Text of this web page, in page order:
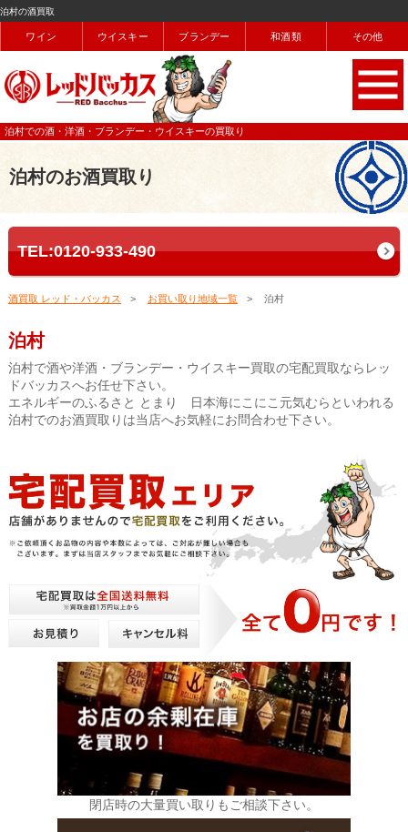
泊村の酒買取
ワイン ウイスキー ブランデー 和酒類 その他
泊村での酒・洋酒・ブランデー・ウイスキーの買取り
泊村のお酒買取り
TEL:0120-933-490
酒買取 レッド・バッカス お買い取り地域一覧 泊村
泊村
泊村で酒や洋酒・ブランデー・ウイスキー買取の宅配買取ならレッ
ドバッカスへお任せ下さい。
エネルギーのふるさと とまり 日本海にこにこ元気むらといわれる
泊村でのお酒買取りは当店へお気軽にお問合わせ下さい。
閉店時の大量買い取りもご相談下さい。